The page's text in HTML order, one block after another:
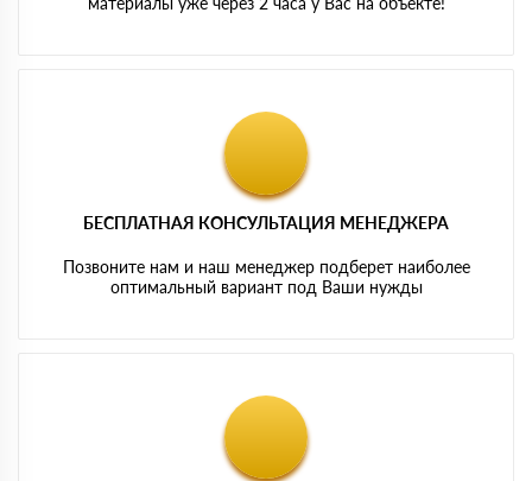
БЕСПЛАТНАЯ КОНСУЛЬТАЦИЯ МЕНЕДЖЕРА
Позвоните нам и наш менеджер подберет наиболее
оптимальный вариант под Ваши нужды